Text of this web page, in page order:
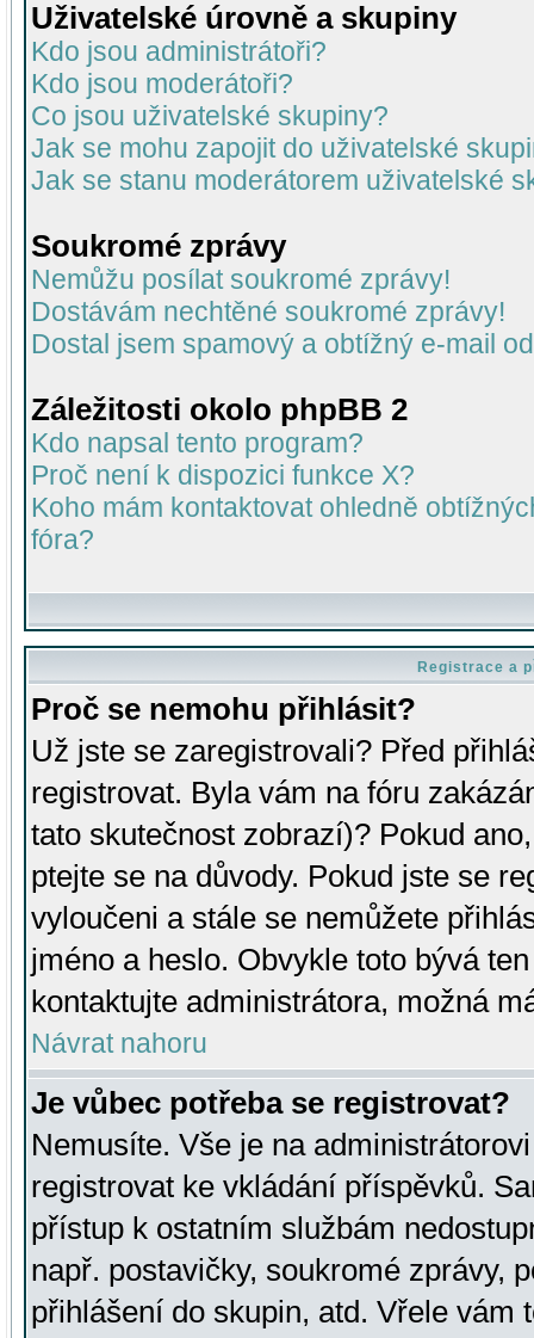
Uživatelské úrovně a skupiny
Kdo jsou administrátoři?
Kdo jsou moderátoři?
Co jsou uživatelské skupiny?
Jak se mohu zapojit do uživatelské
Jak se stanu moderátorem uživatelské
Soukromé zprávy
Nemůžu posílat soukromé zprávy!
Dostávám nechtěné soukromé zprávy!
Dostal jsem spamový a obtížný e-mail
Záležitosti okolo phpBB 2
Kdo napsal tento program?
Proč není k dispozici funkce X?
Koho mám kontaktovat ohledně
fóra?
Registrace a
Proč se nemohu přihlásit?
Už jste se zaregistrovali? Před
registrovat. Byla vám na fóru
tato skutečnost zobrazí)? Pokud
ptejte se na důvody. Pokud jste se
vyloučeni a stále se nemůžete
jméno a heslo. Obvykle toto bývá
kontaktujte administrátora, možná
Návrat nahoru
Je vůbec potřeba se registrovat?
Nemusíte. Vše je na
registrovat ke vkládání příspěvků.
přístup k ostatním službám
např. postavičky, soukromé zprávy,
přihlášení do skupin, atd. Vřele vám